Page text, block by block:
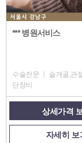
*** 병원서비스
수술전문 ㅣ 슬개골,관
단장비
상세가격 보
자세히 보